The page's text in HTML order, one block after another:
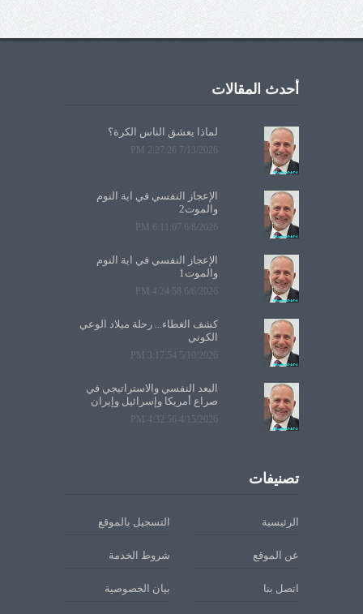
أحدث المقالات
لماذا يعشق الناس الكرة؟
7/13/2026 2:27:26 PM
الإعجاز النفسي في آية النوم
والموت2
6/8/2026 6:11:07 PM
الإعجاز النفسي في آية النوم
والموت1
6/6/2026 4:24:58 PM
كشف الغطاء... رحلة ميلاد الوعي
الكوني
5/10/2026 3:17:54 PM
البعد النفسي والاستراتيجي في
صراع أمريكا وإسرائيل وإيران
4/15/2026 4:32:56 PM
تصنيفات
الرئيسية التسجيل بالموقع
عن الموقع شروط الخدمة
اتصل بنا بيان الخصوصية